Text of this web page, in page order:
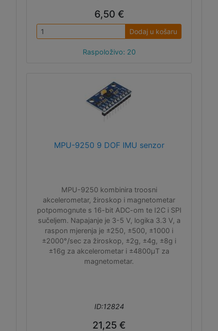
6,50 €
Dodaj u košaru
Raspoloživo: 20
MPU-9250 9 DOF IMU senzor
MPU-9250 kombinira troosni
akcelerometar, žiroskop i magnetometar
potpomognute s 16-bit ADC-om te I2C i SPI
sučeljem. Napajanje je 3-5 V, logika 3.3 V, a
raspon mjerenja je ±250, ±500, ±1000 i
±2000°/sec za žiroskop, ±2g, ±4g, ±8g i
±16g za akcelerometar i ±4800μT za
magnetometar.
ID:12824
21,25 €